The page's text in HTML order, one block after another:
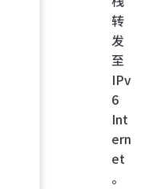
转
发
至
IPv
6
Int
ern
et
。